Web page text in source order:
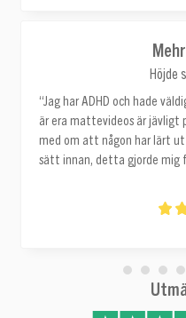
Höjde
“Jag har ADHD och hade
är era mattevideos är jävligt
med om att någon har lärt
sätt innan, detta gjorde mig